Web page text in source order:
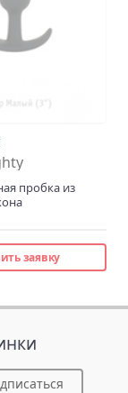
пробка из
заявку